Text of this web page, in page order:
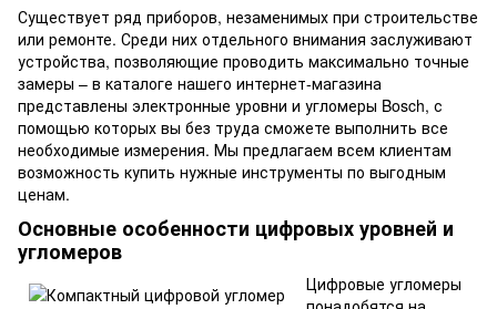
Существует ряд приборов, незаменимых при строительстве
или ремонте. Среди них отдельного внимания заслуживают
устройства, позволяющие проводить максимально точные
замеры – в каталоге нашего интернет-магазина
представлены электронные уровни и угломеры Bosch, с
помощью которых вы без труда сможете выполнить все
необходимые измерения. Мы предлагаем всем клиентам
возможность купить нужные инструменты по выгодным
ценам.
Основные особенности цифровых уровней и
угломеров
Цифровые угломеры